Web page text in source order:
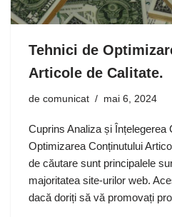
Tehnici de
Articole de Calitate.
de comunicat mai 6, 2024
Cuprins Analiza și Înțelegerea
Optimizarea Conținutului
de căutare sunt principalele
majoritatea site-urilor web.
dacă doriți să vă promovați